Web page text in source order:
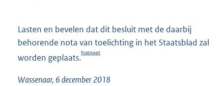
Lasten en bevelen dat dit besluit met de daarbij
behorende nota van toelichting in het Staatsblad zal
worden geplaats.
histnoot
Wassenaar, 6 december 2018